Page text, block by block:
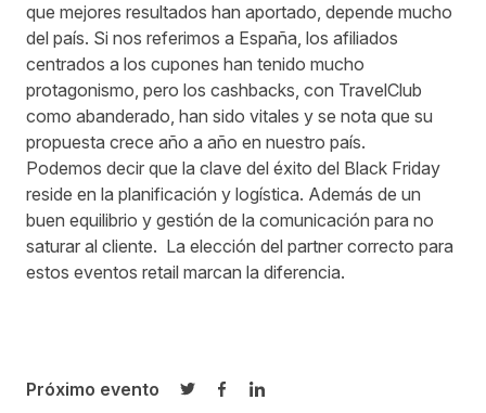
que mejores resultados han aportado, depende mucho
del país. Si nos referimos a España, los afiliados
centrados a los cupones han tenido mucho
protagonismo, pero los cashbacks, con TravelClub
como abanderado, han sido vitales y se nota que su
propuesta crece año a año en nuestro país.
Podemos decir que la clave del éxito del Black Friday
reside en la planificación y logística. Además de un
buen equilibrio y gestión de la comunicación para no
saturar al cliente. La elección del partner correcto para
estos eventos retail marcan la diferencia.
Próximo evento
Compartir en Twitter
Compartir en Facebook
Compartir en LinkedIn